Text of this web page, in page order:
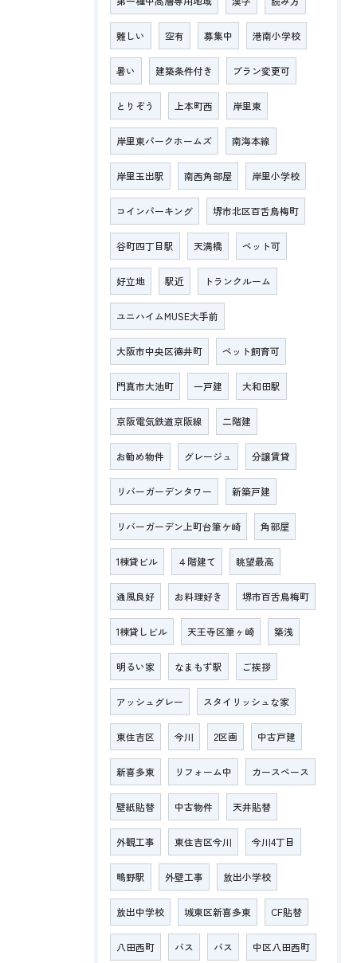
難しい 空有 募集中 港南小学校
暑い 建築条件付き プラン変更可
とりぞう 上本町西 岸里東
岸里東パークホームズ 南海本線
岸里玉出駅 南西角部屋 岸里小学校
コインパーキング 堺市北区百舌鳥梅町
谷町四丁目駅 天満橋 ペット可
好立地 駅近 トランクルーム
ユニハイムMUSE大手前
大阪市中央区徳井町 ペット飼育可
門真市大池町 一戸建 大和田駅
京阪電気鉄道京阪線 二階建
お勧め物件 グレージュ 分譲賃貸
リバーガーデンタワー 新築戸建
リバーガーデン上町台筆ケ崎 角部屋
1棟貸ビル ４階建て 眺望最高
通風良好 お料理好き 堺市百舌鳥梅町
1棟貸しビル 天王寺区筆ヶ崎 築浅
明るい家 なまもず駅 ご挨拶
アッシュグレー スタイリッシュな家
東住吉区 今川 2区画 中古戸建
新喜多東 リフォーム中 カースペース
壁紙貼替 中古物件 天井貼替
外観工事 東住吉区今川 今川4丁目
鴫野駅 外壁工事 放出小学校
放出中学校 城東区新喜多東 CF貼替
八田西町 バス バス 中区八田西町